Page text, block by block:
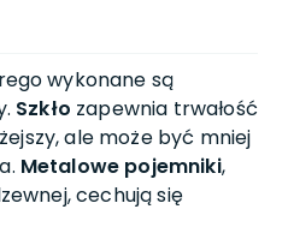
wykonane są
Szkło zapewnia trwałość
ale może być mniej
Metalowe pojemniki,
cechują się